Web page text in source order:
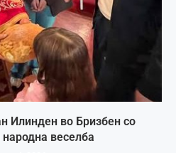
Илинден во Бризбен со
народна веселба